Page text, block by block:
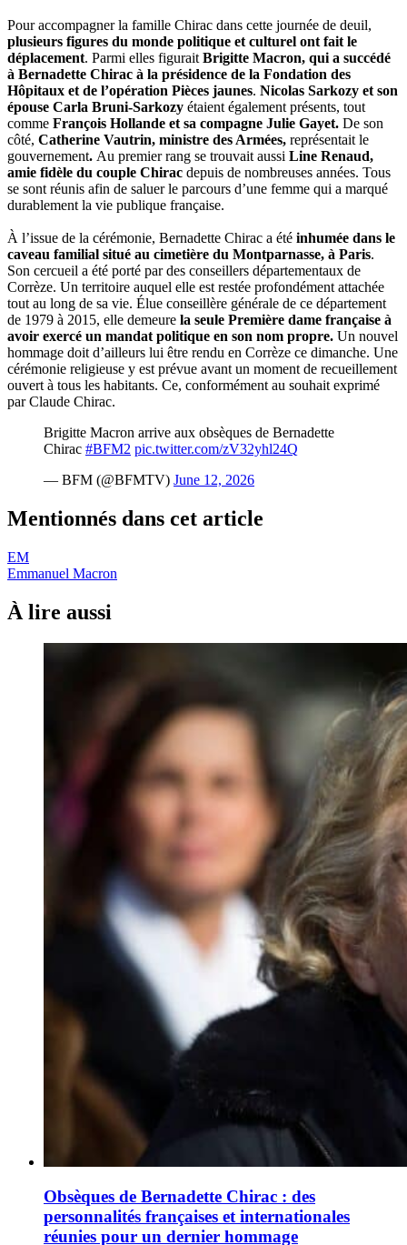
Pour accompagner la famille Chirac dans cette journée de deuil,
plusieurs figures du monde politique et culturel ont fait le
déplacement. Parmi elles figurait Brigitte Macron, qui a succédé
à Bernadette Chirac à la présidence de la Fondation des
Hôpitaux et de l’opération Pièces jaunes. Nicolas Sarkozy et son
épouse Carla Bruni-Sarkozy étaient également présents, tout
comme François Hollande et sa compagne Julie Gayet. De son
côté, Catherine Vautrin, ministre des Armées, représentait le
gouvernement. Au premier rang se trouvait aussi Line Renaud,
amie fidèle du couple Chirac depuis de nombreuses années. Tous
se sont réunis afin de saluer le parcours d’une femme qui a marqué
durablement la vie publique française.
À l’issue de la cérémonie, Bernadette Chirac a été inhumée dans le
caveau familial situé au cimetière du Montparnasse, à Paris.
Son cercueil a été porté par des conseillers départementaux de
Corrèze. Un territoire auquel elle est restée profondément attachée
tout au long de sa vie. Élue conseillère générale de ce département
de 1979 à 2015, elle demeure la seule Première dame française à
avoir exercé un mandat politique en son nom propre. Un nouvel
hommage doit d’ailleurs lui être rendu en Corrèze ce dimanche. Une
cérémonie religieuse y est prévue avant un moment de recueillement
ouvert à tous les habitants. Ce, conformément au souhait exprimé
par Claude Chirac.
Brigitte Macron arrive aux obsèques de Bernadette
Chirac #BFM2 pic.twitter.com/zV32yhl24Q
— BFM (@BFMTV) June 12, 2026
Mentionnés dans cet article
EM
Emmanuel Macron
À lire aussi
Obsèques de Bernadette Chirac : des
personnalités françaises et internationales
réunies pour un dernier hommage